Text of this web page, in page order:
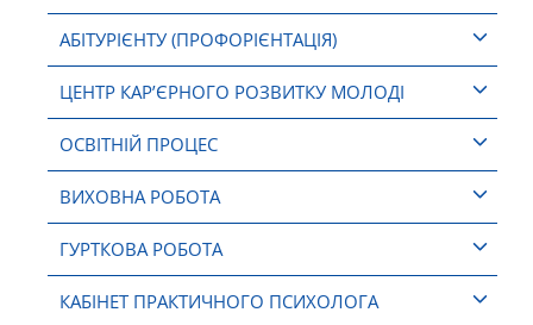
АБІТУРІЄНТУ (ПРОФОРІЄНТАЦІЯ)
ЦЕНТР КАР’ЄРНОГО РОЗВИТКУ МОЛОДІ
ОСВІТНІЙ ПРОЦЕС
ВИХОВНА РОБОТА
ГУРТКОВА РОБОТА
КАБІНЕТ ПРАКТИЧНОГО ПСИХОЛОГА